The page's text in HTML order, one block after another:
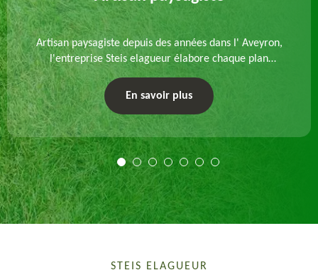
Artisan paysagiste depuis des années dans l' Aveyron,
l'entreprise Steis elagueur élabore chaque plan
d'aménagement paysager et exécute les travaux
afférents. Devis gratuit et sur mesure.
En savoir plus
STEIS ELAGUEUR